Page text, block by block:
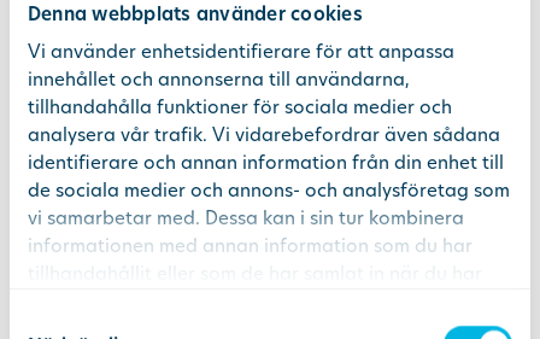
Denna webbplats använder cookies
Vi använder enhetsidentifierare för att anpassa
innehållet och annonserna till användarna,
tillhandahålla funktioner för sociala medier och
analysera vår trafik. Vi vidarebefordrar även sådana
identifierare och annan information från din enhet till
de sociala medier och annons- och analysföretag som
vi samarbetar med. Dessa kan i sin tur kombinera
informationen med annan information som du har
recept på vissa läkemedel som används i
behandlingssyfte, såsom antibiotika och
smärtstillande.
Vad gör en tandhygienist?
Till skillnad från en tandläkare arbetar en
tandhygienist främst förebyggande. De är
experter på att utvärdera och ge dig råd om